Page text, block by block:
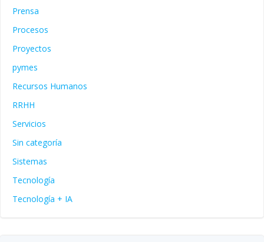
Prensa
Procesos
Proyectos
pymes
Recursos Humanos
RRHH
Servicios
Sin categoría
Sistemas
Tecnología
Tecnología + IA